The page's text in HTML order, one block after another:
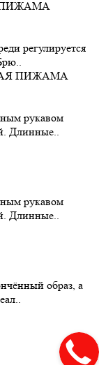
регулируется
рукавом
Длинные..
рукавом
Длинные..
образ, а